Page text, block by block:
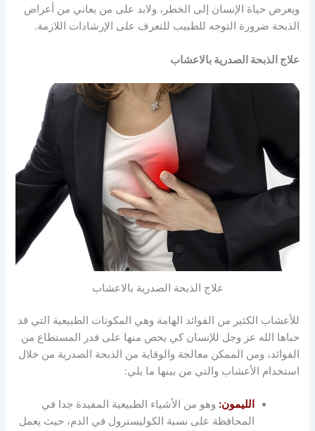
ويعرض حياة الإنسان إلى الخطر، ولابد على من يعاني من أعراض
الذبحة ضرورة التوجه للطبيب للتعرف على الإرشادات اللازمة.
علاج الذبحة الصدرية بالاعشاب
علاج الذبحة الصدرية بالاعشاب
للأعشاب الكثير من الفوائد الهامة وهي المكونات الطبيعية التي قد
حباها الله عز وجل للإنسان كي يحص منها على قدر المستطاع من
الفوائد، ومن الممكن معالجة والوقاية من الذبحة الصدرية من خلال
استخدام الأعشاب والتي من بينها ما يلي:
الليمون: وهو من الأشياء الطبيعية المفيدة جدا في
المحافظة على نسبة الكوليسترول في الدم، حيث يعمل